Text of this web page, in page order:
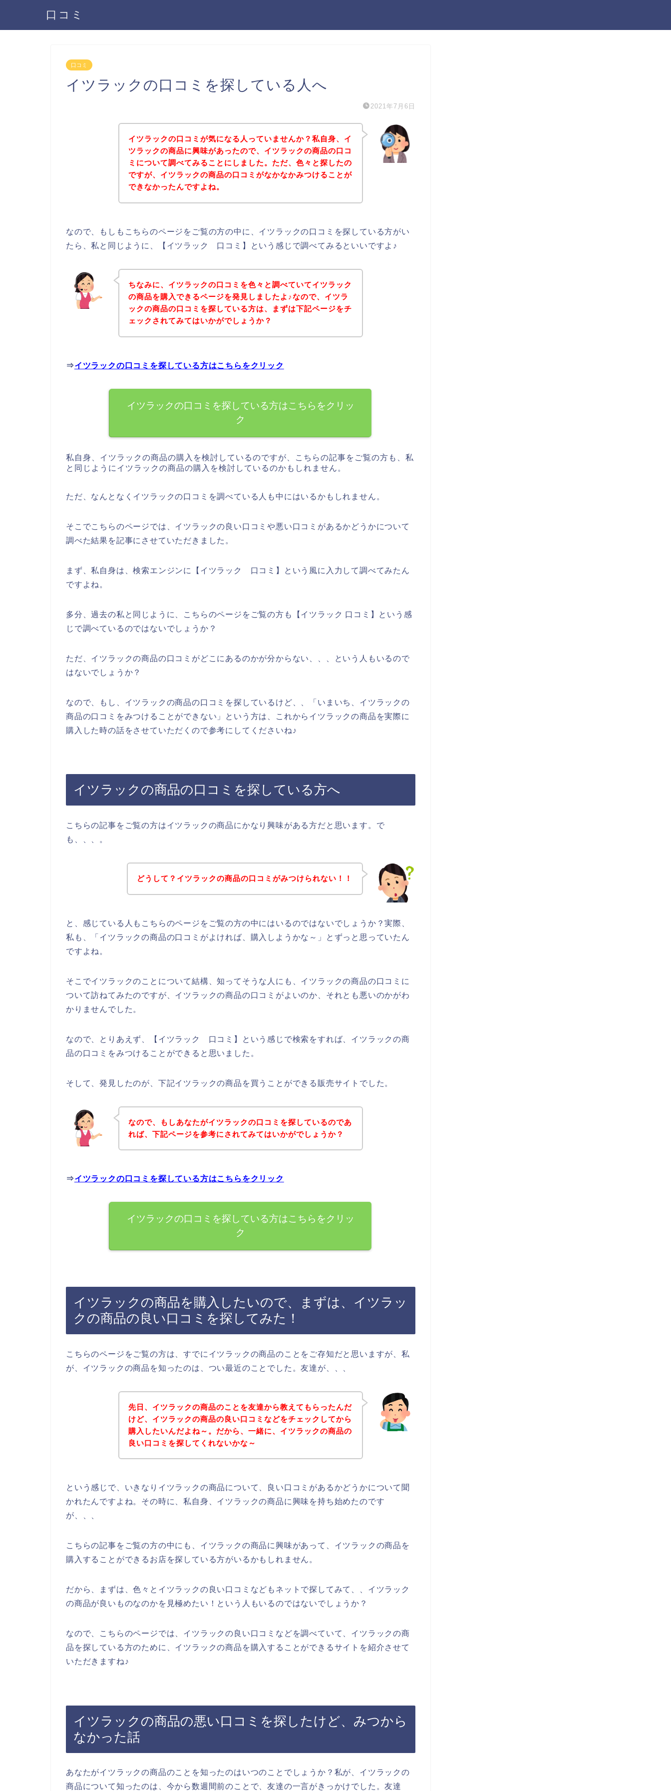
口コミ
口コミ
イツラックの口コミを探している人へ
2021年7月6日
イツラックの口コミが気になる人っていませんか？私自身、イ
ツラックの商品に興味があったので、イツラックの商品の口コ
ミについて調べてみることにしました。ただ、色々と探したの
ですが、イツラックの商品の口コミがなかなかみつけることが
できなかったんですよね。
なので、もしもこちらのページをご覧の方の中に、イツラックの口コミを探している方がい
たら、私と同じように、【イツラック 口コミ】という感じで調べてみるといいですよ♪
ちなみに、イツラックの口コミを色々と調べていてイツラック
の商品を購入できるページを発見しましたよ♪なので、イツラ
ックの商品の口コミを探している方は、まずは下記ページをチ
ェックされてみてはいかがでしょうか？
⇒イツラックの口コミを探している方はこちらをクリック
イツラックの口コミを探している方はこちらをクリッ
ク
私自身、イツラックの商品の購入を検討しているのですが、こちらの記事をご覧の方も、私
と同じようにイツラックの商品の購入を検討しているのかもしれません。
ただ、なんとなくイツラックの口コミを調べている人も中にはいるかもしれません。
そこでこちらのページでは、イツラックの良い口コミや悪い口コミがあるかどうかについて
調べた結果を記事にさせていただきました。
まず、私自身は、検索エンジンに【イツラック 口コミ】という風に入力して調べてみたん
ですよね。
多分、過去の私と同じように、こちらのページをご覧の方も【イツラック 口コミ】という感
じで調べているのではないでしょうか？
ただ、イツラックの商品の口コミがどこにあるのかが分からない、、、という人もいるので
はないでしょうか？
なので、もし、イツラックの商品の口コミを探しているけど、、「いまいち、イツラックの
商品の口コミをみつけることができない」という方は、これからイツラックの商品を実際に
購入した時の話をさせていただくので参考にしてくださいね♪
イツラックの商品の口コミを探している方へ
こちらの記事をご覧の方はイツラックの商品にかなり興味がある方だと思います。で
も、、、。
どうして？イツラックの商品の口コミがみつけられない！！
と、感じている人もこちらのページをご覧の方の中にはいるのではないでしょうか？実際、
私も、「イツラックの商品の口コミがよければ、購入しようかな～」とずっと思っていたん
ですよね。
そこでイツラックのことについて結構、知ってそうな人にも、イツラックの商品の口コミに
ついて訪ねてみたのですが、イツラックの商品の口コミがよいのか、それとも悪いのかがわ
かりませんでした。
なので、とりあえず、【イツラック 口コミ】という感じで検索をすれば、イツラックの商
品の口コミをみつけることができると思いました。
そして、発見したのが、下記イツラックの商品を買うことができる販売サイトでした。
なので、もしあなたがイツラックの口コミを探しているのであ
れば、下記ページを参考にされてみてはいかがでしょうか？
⇒イツラックの口コミを探している方はこちらをクリック
イツラックの口コミを探している方はこちらをクリッ
ク
イツラックの商品を購入したいので、まずは、イツラッ
クの商品の良い口コミを探してみた！
こちらのページをご覧の方は、すでにイツラックの商品のことをご存知だと思いますが、私
が、イツラックの商品を知ったのは、つい最近のことでした。友達が、、、
先日、イツラックの商品のことを友達から教えてもらったんだ
けど、イツラックの商品の良い口コミなどをチェックしてから
購入したいんだよね～。だから、一緒に、イツラックの商品の
良い口コミを探してくれないかな～
という感じで、いきなりイツラックの商品について、良い口コミがあるかどうかについて聞
かれたんですよね。その時に、私自身、イツラックの商品に興味を持ち始めたのです
が、、、
こちらの記事をご覧の方の中にも、イツラックの商品に興味があって、イツラックの商品を
購入することができるお店を探している方がいるかもしれません。
だから、まずは、色々とイツラックの良い口コミなどもネットで探してみて、、イツラック
の商品が良いものなのかを見極めたい！という人もいるのではないでしょうか？
なので、こちらのページでは、イツラックの良い口コミなどを調べていて、イツラックの商
品を探している方のために、イツラックの商品を購入することができるサイトを紹介させて
いただきますね♪
イツラックの商品の悪い口コミを探したけど、みつから
なかった話
あなたがイツラックの商品のことを知ったのはいつのことでしょうか？私が、イツラックの
商品について知ったのは、今から数週間前のことで、友達の一言がきっかけでした。友達